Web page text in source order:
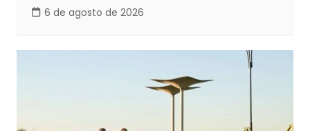
6 de agosto de 2026